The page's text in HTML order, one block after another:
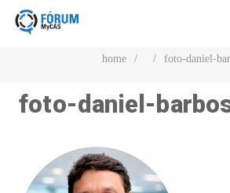
home / / foto-daniel-
foto-daniel-